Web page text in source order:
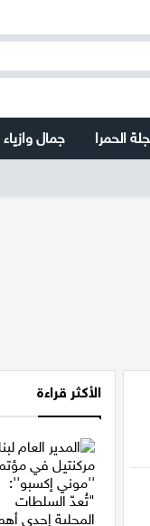
الحمرا جمال وازياء
الأكثر قراءة